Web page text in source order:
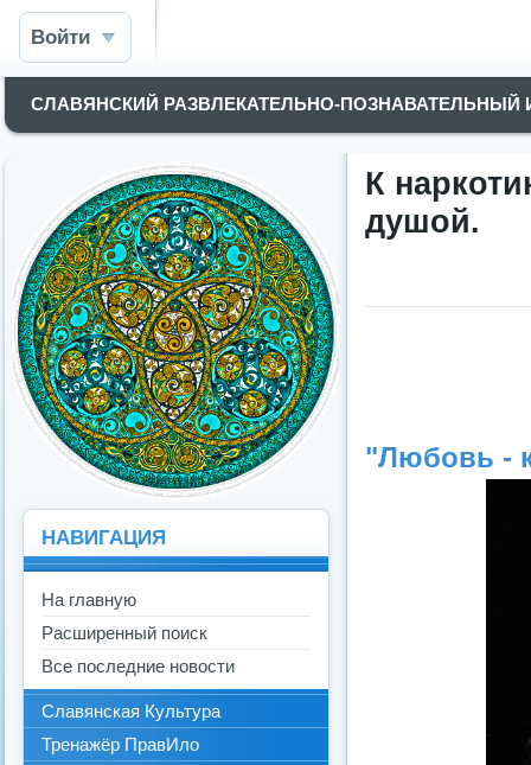
Войти
СЛАВЯНСКИЙ РАЗВЛЕКАТЕЛЬНО-
К
душой.
"Любовь -
НАВИГАЦИЯ
На главную
Расширенный поиск
Все последние новости
Славянская Культура
Тренажёр ПравИло